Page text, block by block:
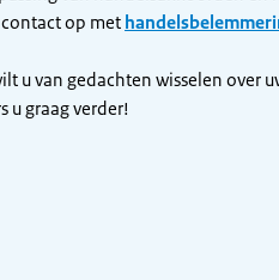
op met
u van gedachten wisselen over
u graag verder!